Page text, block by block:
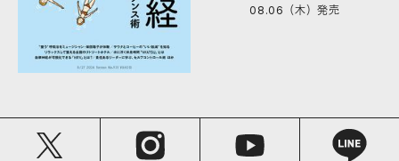
08.06（木）発売